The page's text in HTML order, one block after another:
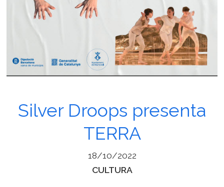
Silver Droops presenta
TERRA
18/10/2022
Categories
CULTURA